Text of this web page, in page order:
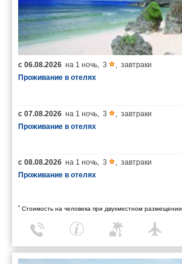
с 06.08.2026 на 1 ночь, 3 , завтраки
Проживание в отелях
с 07.08.2026 на 1 ночь, 3 , завтраки
Проживание в отелях
с 08.08.2026 на 1 ночь, 3 , завтраки
Проживание в отелях
* Стоимость на человека при двухместном размещении